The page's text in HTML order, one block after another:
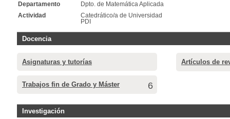
Departamento
Dpto. de Matemática Aplicada
Actividad
Catedrático/a de Universidad
PDI
Docencia
Asignaturas y tutorías Artículos de
Trabajos fin de Grado y Máster 6
Investigación